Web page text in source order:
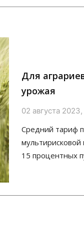
Для
урожая
02 августа
Средний тариф
мультирисковой
15 процентных